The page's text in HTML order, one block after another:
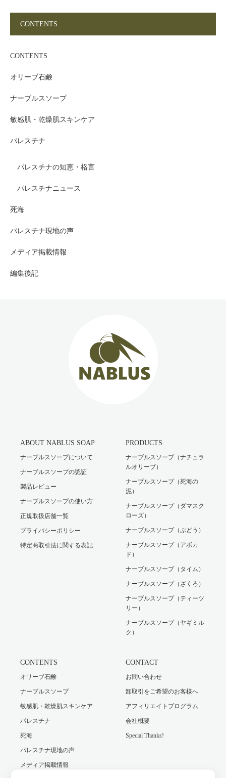
CONTENTS
CONTENTS
オリーブ石鹸
ナーブルスソープ
敏感肌・乾燥肌スキンケア
パレスチナ
パレスチナの知恵・格言
パレスチナニュース
死海
パレスチナ現地の声
メディア掲載情報
編集後記
ABOUT NABLUS SOAP
ナーブルスソープについて
ナーブルスソープの認証
製品レビュー
ナーブルスソープの使い方
正規取扱店舗一覧
プライバシーポリシー
特定商取引法に関する表記
PRODUCTS
ナーブルスソープ（ナチュラ
ルオリーブ）
ナーブルスソープ（死海の
泥）
ナーブルスソープ（ダマスク
ローズ）
ナーブルスソープ（ぶどう）
ナーブルスソープ（アボカ
ド）
ナーブルスソープ（タイム）
ナーブルスソープ（ざくろ）
ナーブルスソープ（ティーツ
リー）
ナーブルスソープ（ヤギミル
ク）
CONTENTS
オリーブ石鹸
ナーブルスソープ
敏感肌・乾燥肌スキンケア
パレスチナ
死海
パレスチナ現地の声
メディア掲載情報
CONTACT
お問い合わせ
卸取引をご希望のお客様へ
アフィリエイトプログラム
会社概要
Special Thanks!